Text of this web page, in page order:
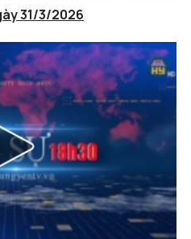
31/3/2026